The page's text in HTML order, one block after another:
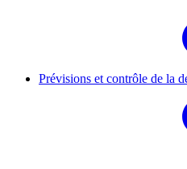
Prévisions et contrôle de la